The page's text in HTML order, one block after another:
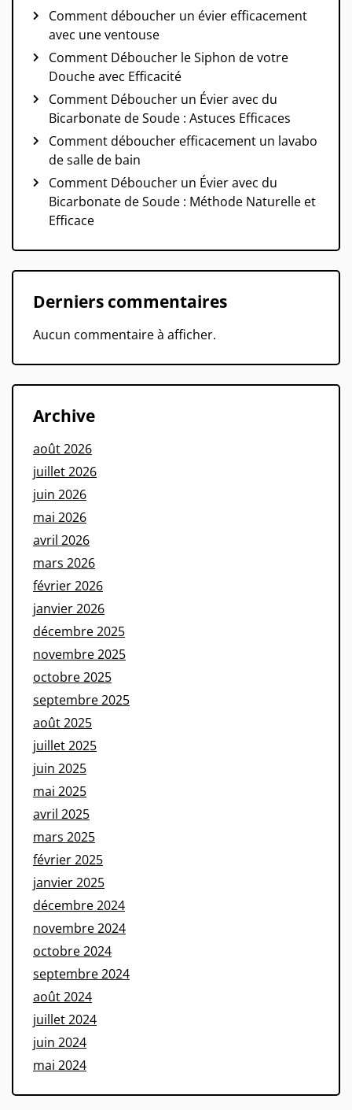
Comment déboucher un évier efficacement
avec une ventouse
Comment Déboucher le Siphon de votre
Douche avec Efficacité
Comment Déboucher un Évier avec du
Bicarbonate de Soude : Astuces Efficaces
Comment déboucher efficacement un lavabo
de salle de bain
Comment Déboucher un Évier avec du
Bicarbonate de Soude : Méthode Naturelle et
Efficace
Derniers commentaires
Aucun commentaire à afficher.
Archive
août 2026
juillet 2026
juin 2026
mai 2026
avril 2026
mars 2026
février 2026
janvier 2026
décembre 2025
novembre 2025
octobre 2025
septembre 2025
août 2025
juillet 2025
juin 2025
mai 2025
avril 2025
mars 2025
février 2025
janvier 2025
décembre 2024
novembre 2024
octobre 2024
septembre 2024
août 2024
juillet 2024
juin 2024
mai 2024